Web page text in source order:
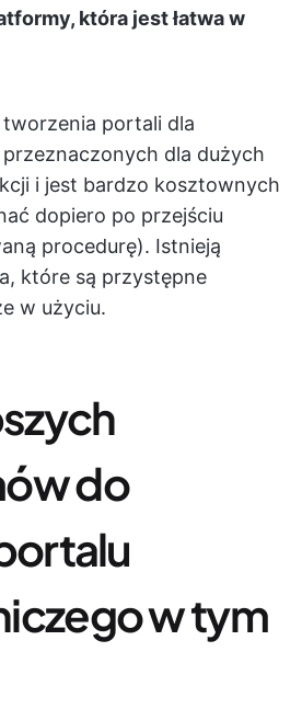
która jest łatwa w
portali dla
dla dużych
i jest bardzo kosztownych
dopiero po przejściu
procedurę). Istnieją
które są przystępne
w użyciu.
do
w tym